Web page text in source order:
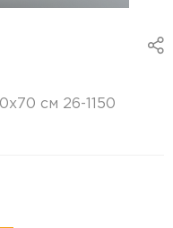
см 26-1150